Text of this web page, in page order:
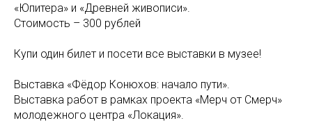
«Юпитера» и «Древней живописи».
Стоимость – 300 рублей
Купи один билет и посети все выставки в музее!
Выставка «Фёдор Конюхов: начало пути».
Выставка работ в рамках проекта «Мерч от Смерч»
молодежного центра «Локация».